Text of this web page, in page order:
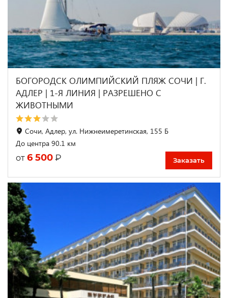
БОГОРОДСК ОЛИМПИЙСКИЙ ПЛЯЖ СОЧИ | Г.
АДЛЕР | 1-Я ЛИНИЯ | РАЗРЕШЕНО С
ЖИВОТНЫМИ
Сочи, Адлер, ул. Нижнеимеретинская, 155 Б
До центра 90.1 км
от 6 500 ₽ Заказать